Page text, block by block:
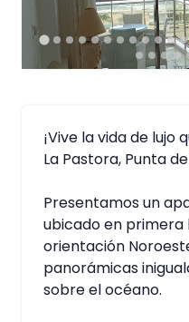
¡Vive la vida de lujo
La Pastora, Punta
Presentamos un
ubicado en primera
orientación
panorámicas
sobre el océano.